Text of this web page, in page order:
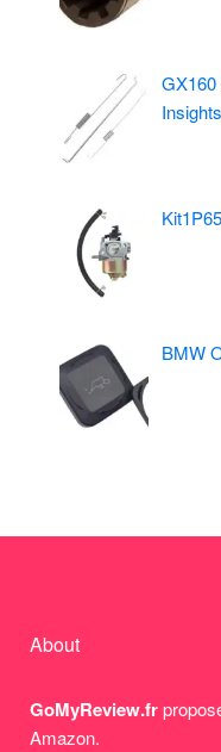
Insights
BMW
About
GoMyReview.fr
Amazon.